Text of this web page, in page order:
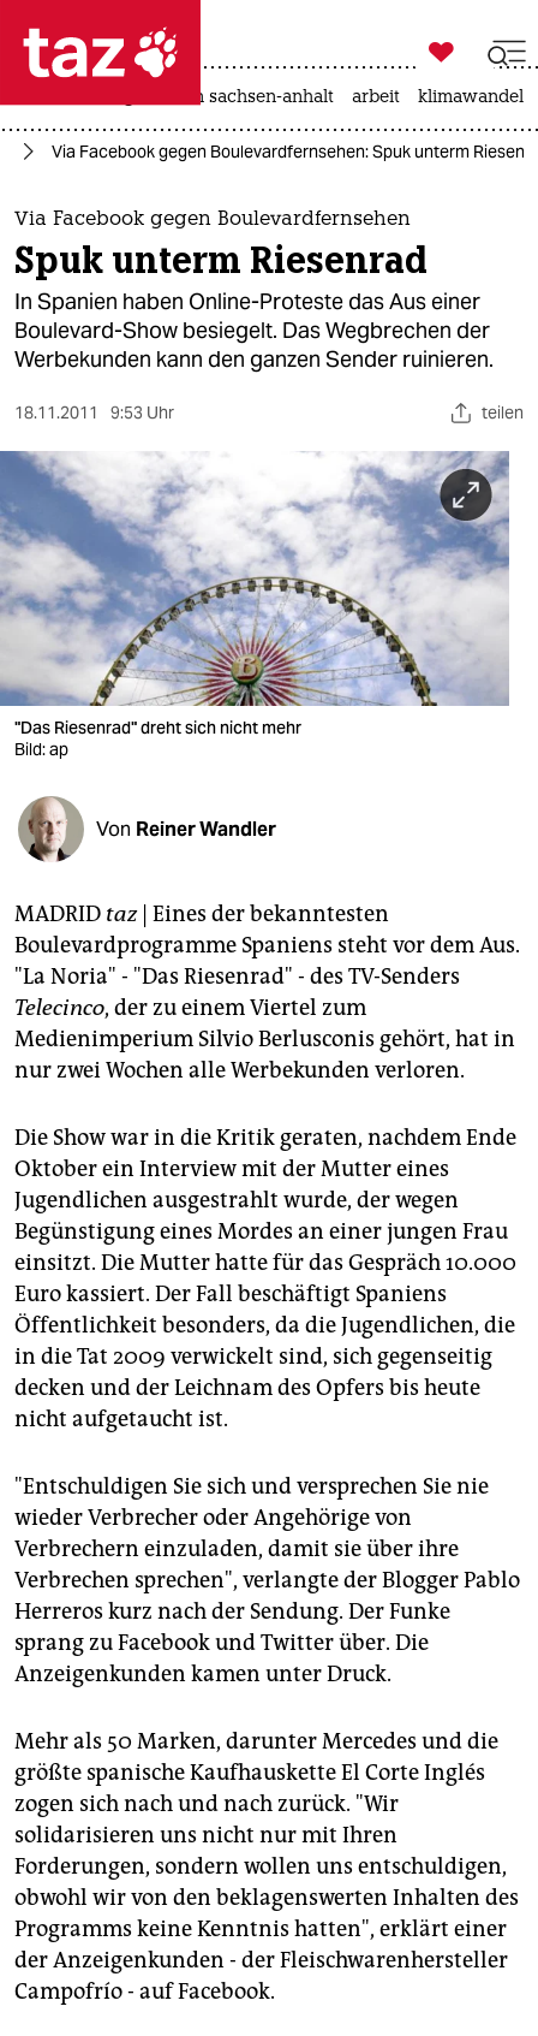
 taz zahl ich
taz zahl ich
themen
politik
öko
sport
berlin
nord
wahrheit
verlag
verlag
veranstaltungen
shop
unterstützen
abo
genossenschaft
epaper login

taz zahl ich
landtagswahl in sachsen-anhalt arbeit klimawandel
Via Facebook gegen Boulevardfernsehen: Spuk unterm
Via Facebook gegen Boulevardfernsehen
Spuk unterm Riesenrad
In Spanien haben Online-Proteste das Aus einer
Boulevard-Show besiegelt. Das Wegbrechen der
Werbekunden kann den ganzen Sender ruinieren.
18.11.2011 9:53 Uhr teilen
"Das Riesenrad" dreht sich nicht mehr
Bild: ap
Von Reiner Wandler
MADRID taz| Eines der bekanntesten
Boulevardprogramme Spaniens steht vor dem Aus.
"La Noria" - "Das Riesenrad" - des TV-Senders
Telecinco, der zu einem Viertel zum
Medienimperium Silvio Berlusconis gehört, hat in
nur zwei Wochen alle Werbekunden verloren.
Die Show war in die Kritik geraten, nachdem Ende
Oktober ein Interview mit der Mutter eines
Jugendlichen ausgestrahlt wurde, der wegen
Begünstigung eines Mordes an einer jungen Frau
einsitzt. Die Mutter hatte für das Gespräch 10.000
Euro kassiert. Der Fall beschäftigt Spaniens
Öffentlichkeit besonders, da die Jugendlichen, die
in die Tat 2009 verwickelt sind, sich gegenseitig
decken und der Leichnam des Opfers bis heute
nicht aufgetaucht ist.
"Entschuldigen Sie sich und versprechen Sie nie
wieder Verbrecher oder Angehörige von
Verbrechern einzuladen, damit sie über ihre
Verbrechen sprechen", verlangte der Blogger Pablo
Herreros kurz nach der Sendung. Der Funke
sprang zu Facebook und Twitter über. Die
Anzeigenkunden kamen unter Druck.
Mehr als 50 Marken, darunter Mercedes und die
größte spanische Kaufhauskette El Corte Inglés
zogen sich nach und nach zurück. "Wir
solidarisieren uns nicht nur mit Ihren
Forderungen, sondern wollen uns entschuldigen,
obwohl wir von den beklagenswerten Inhalten des
Programms keine Kenntnis hatten", erklärt einer
der Anzeigenkunden - der Fleischwarenhersteller
Campofrío - auf Facebook.